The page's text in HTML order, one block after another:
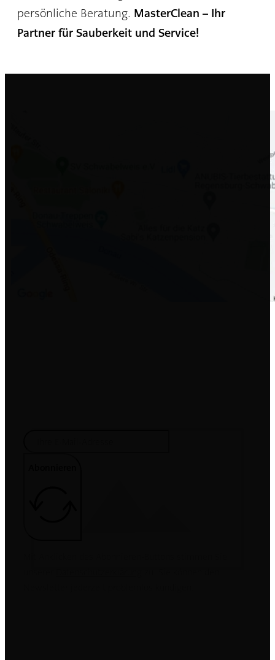
persönliche Beratung. MasterClean – Ihr
Partner für Sauberkeit und Service!